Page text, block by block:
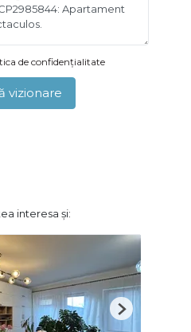
de confidențialitate
vizionare
interesa și:
Next